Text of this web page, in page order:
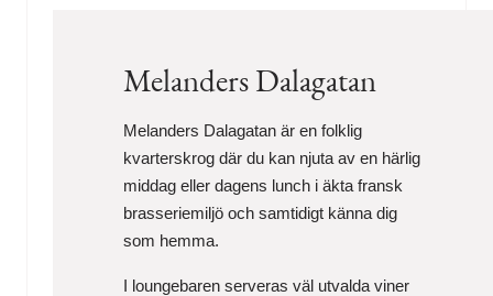
Melanders Dalagatan
Melanders Dalagatan är en folklig
kvarterskrog där du kan njuta av en härlig
middag eller dagens lunch i äkta fransk
brasseriemiljö och samtidigt känna dig
som hemma.
I loungebaren serveras väl utvalda viner